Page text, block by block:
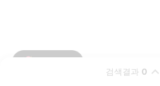
검색결과 0